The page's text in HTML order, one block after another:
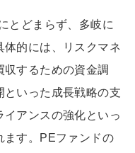
とどまらず、多岐に
体的には、リスクマネ
するための資金調
いった成長戦略の支
アンスの強化といっ
ます。PEファンドの